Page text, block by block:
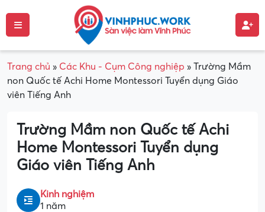
Trang chủ » Các Khu - Cụm Công nghiệp » Trường Mầm
non Quốc tế Achi Home Montessori Tuyển dụng Giáo
viên Tiếng Anh
Trường Mầm non Quốc tế Achi
Home Montessori Tuyển dụng
Giáo viên Tiếng Anh
Kinh nghiệm
1 năm